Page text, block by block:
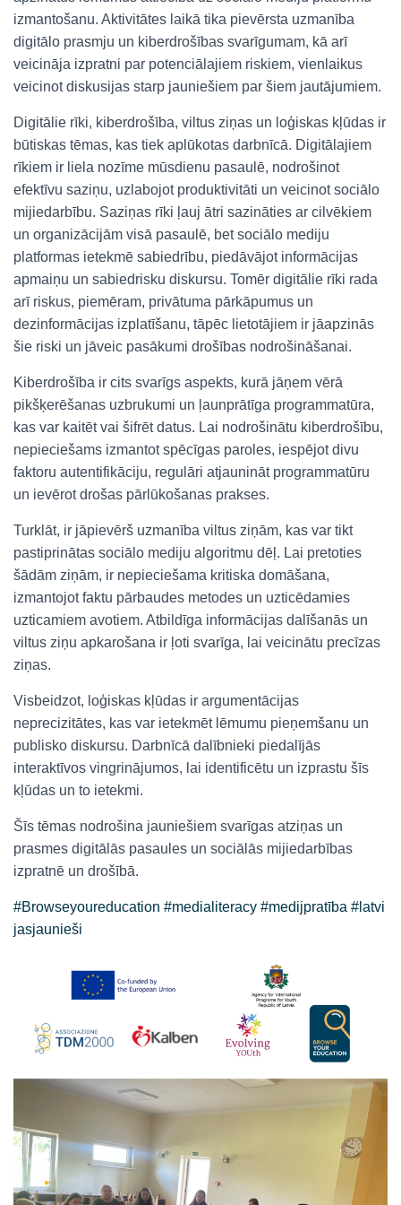
izmantošanu. Aktivitātes laikā tika pievērsta uzmanība
digitālo prasmju un kiberdrošības svarīgumam, kā arī
veicināja izpratni par potenciālajiem riskiem, vienlaikus
veicinot diskusijas starp jauniešiem par šiem jautājumiem.
Digitālie rīki, kiberdrošība, viltus ziņas un loģiskas kļūdas ir
būtiskas tēmas, kas tiek aplūkotas darbnīcā. Digitālajiem
rīkiem ir liela nozīme mūsdienu pasaulē, nodrošinot
efektīvu saziņu, uzlabojot produktivitāti un veicinot sociālo
mijiedarbību. Saziņas rīki ļauj ātri sazināties ar cilvēkiem
un organizācijām visā pasaulē, bet sociālo mediju
platformas ietekmē sabiedrību, piedāvājot informācijas
apmaiņu un sabiedrisku diskursu. Tomēr digitālie rīki rada
arī riskus, piemēram, privātuma pārkāpumus un
dezinformācijas izplatīšanu, tāpēc lietotājiem ir jāapzinās
šie riski un jāveic pasākumi drošības nodrošināšanai.
Kiberdrošība ir cits svarīgs aspekts, kurā jāņem vērā
pikšķerēšanas uzbrukumi un ļaunprātīga programmatūra,
kas var kaitēt vai šifrēt datus. Lai nodrošinātu kiberdrošību,
nepieciešams izmantot spēcīgas paroles, iespējot divu
faktoru autentifikāciju, regulāri atjaunināt programmatūru
un ievērot drošas pārlūkošanas prakses.
Turklāt, ir jāpievērš uzmanība viltus ziņām, kas var tikt
pastiprinātas sociālo mediju algoritmu dēļ. Lai pretoties
šādām ziņām, ir nepieciešama kritiska domāšana,
izmantojot faktu pārbaudes metodes un uzticēdamies
uzticamiem avotiem. Atbildīga informācijas dalīšanās un
viltus ziņu apkarošana ir ļoti svarīga, lai veicinātu precīzas
ziņas.
Visbeidzot, loģiskas kļūdas ir argumentācijas
neprecizitātes, kas var ietekmēt lēmumu pieņemšanu un
publisko diskursu. Darbnīcā dalībnieki piedalījās
interaktīvos vingrinājumos, lai identificētu un izprastu šīs
kļūdas un to ietekmi.
Šīs tēmas nodrošina jauniešiem svarīgas atziņas un
prasmes digitālās pasaules un sociālās mijiedarbības
izpratnē un drošībā.
#Browseyoureducation #medialiteracy #medijpratība #latvi
jasjaunieši